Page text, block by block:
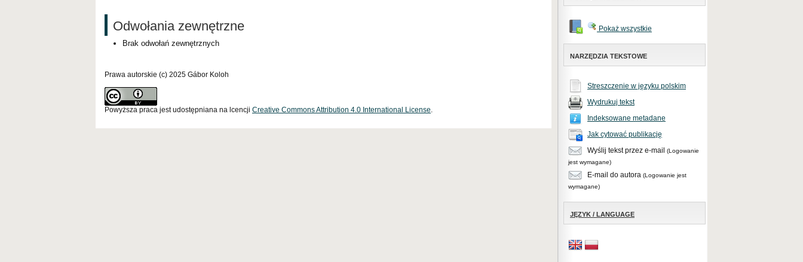
Pokaż wszystkie
NARZĘDZIA TEKSTOWE
Streszczenie w języku polskim
Wydrukuj tekst
Indeksowane metadane
Jak cytować publikację
Wyślij tekst przez e-mail
(Logowanie
jest wymagane)
E-mail do autora (Logowanie jest
wymagane)
JĘZYK / LANGUAGE
Odwołania zewnętrzne
Brak odwołań zewnętrznych
Prawa autorskie (c) 2025 Gábor Koloh
Powyższa praca jest udostępniana na lcencji Creative Commons Attribution 4.0 International License.